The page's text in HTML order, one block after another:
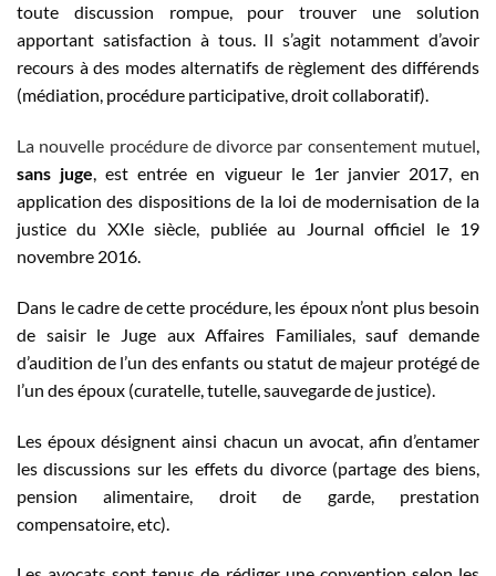
toute discussion rompue, pour trouver une solution
apportant satisfaction à tous. Il s’agit notamment d’avoir
recours à des modes alternatifs de règlement des différends
(médiation, procédure participative, droit collaboratif).
La nouvelle procédure de divorce par consentement mutuel,
sans juge, est entrée en vigueur le 1er janvier 2017, en
application des dispositions de la loi de modernisation de la
justice du XXIe siècle, publiée au Journal officiel le 19
novembre 2016.
Dans le cadre de cette procédure, les époux n’ont plus besoin
de saisir le Juge aux Affaires Familiales, sauf demande
d’audition de l’un des enfants ou statut de majeur protégé de
l’un des époux (curatelle, tutelle, sauvegarde de justice).
Les époux désignent ainsi chacun un avocat, afin d’entamer
les discussions sur les effets du divorce (partage des biens,
pension alimentaire, droit de garde, prestation
compensatoire, etc).